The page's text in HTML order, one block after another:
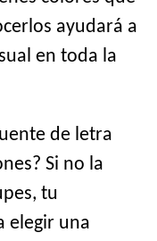
ayudará a
en toda la
de letra
Si no la
tu
elegir una